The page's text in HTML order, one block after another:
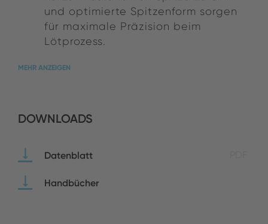
und optimierte Spitzenform sorgen
für maximale Präzision beim
Lötprozess.
MEHR ANZEIGEN
DOWNLOADS
Datenblatt
Handbücher